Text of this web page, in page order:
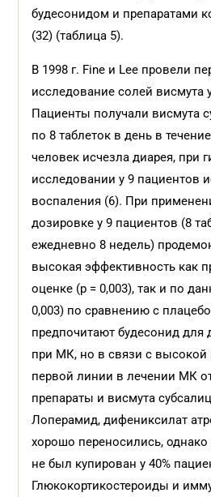
будесонидом и препаратами
(32) (таблица 5).
В 1998 г. Fine и Lee провели
исследование солей висмута
Пациенты получали висмута
по 8 таблеток в день в
человек исчезла диарея, при
исследовании у 9 пациентов
воспаления (6). При
дозировке у 9 пациентов (8
ежедневно 8 недель)
высокая эффективность как
оценке (р = 0,003), так и по
0,003) по сравнению с
предпочитают будесонид для
при МК, но в связи с высокой
первой линии в лечении МК
препараты и висмута
Лоперамид, дифениксилат
хорошо переносились,
не был купирован у 40%
Глюкокортикостероиды и